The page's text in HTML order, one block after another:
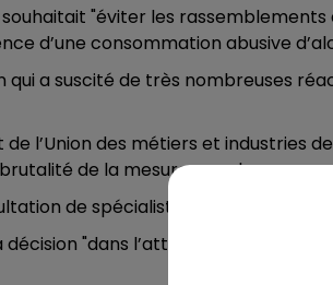
FAMILLE
souhaitait "éviter les
d’une consommation abusive
qui a suscité de très nombreuses
de l’Union des métiers et industries
de la mesure pour les
de spécialistes en
"dans l’attente d’une